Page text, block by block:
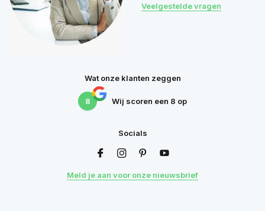
Veelgestelde vragen
Wat onze klanten zeggen
8 Wij scoren een 8 op
Socials
Meld je aan voor onze nieuwsbrief